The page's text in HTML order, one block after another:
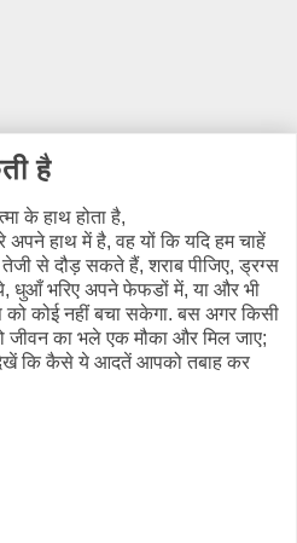
है
के हाथ होता है,
हाथ में है, वह यों कि यदि हम चाहें
से दौड़ सकते हैं, शराब पीजिए, ड्रग्स
धुआँ भरिए अपने फेफडों में, या और भी
कोई नहीं बचा सकेगा. बस अगर किसी
का भले एक मौका और मिल जाए;
कि कैसे ये आदतें आपको तबाह कर